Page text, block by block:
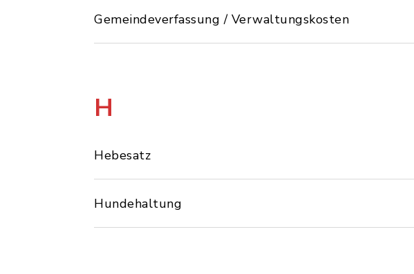
Gemeindeverfassung / Verwaltungskosten
H
Hebesatz
Hundehaltung